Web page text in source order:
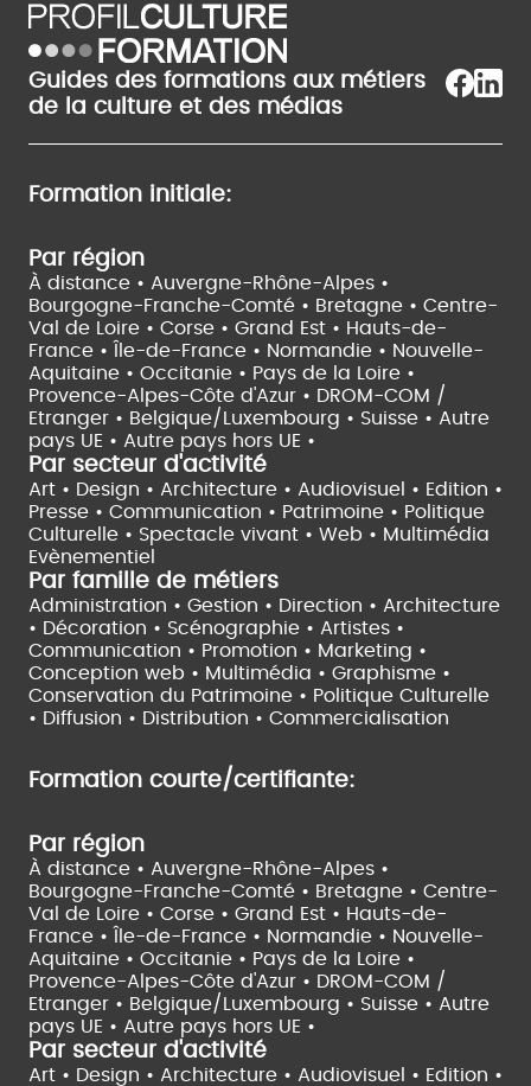
Guides des formations aux métiers
de la culture et des médias
Formation initiale:
Par région
À distance • Auvergne-Rhône-Alpes •
Bourgogne-Franche-Comté • Bretagne • Centre-
Val de Loire • Corse • Grand Est • Hauts-de-
France •
Île-de-France • Normandie • Nouvelle-
Aquitaine • Occitanie • Pays de la Loire •
Provence-Alpes-Côte d'Azur • DROM-COM /
Etranger • Belgique/Luxembourg • Suisse • Autre
pays UE • Autre pays hors UE •
Par secteur d'activité
Art • Design • Architecture • Audiovisuel • Edition •
Presse • Communication • Patrimoine • Politique
Culturelle • Spectacle vivant • Web • Multimédia
Evènementiel
Par famille de métiers
Administration • Gestion • Direction • Architecture
• Décoration • Scénographie • Artistes •
Communication • Promotion • Marketing •
Conception web • Multimédia • Graphisme •
Conservation du Patrimoine • Politique Culturelle
• Diffusion • Distribution • Commercialisation
Formation courte/certifiante:
Par région
À distance • Auvergne-Rhône-Alpes •
Bourgogne-Franche-Comté • Bretagne • Centre-
Val de Loire • Corse • Grand Est • Hauts-de-
France •
Île-de-France • Normandie • Nouvelle-
Aquitaine • Occitanie • Pays de la Loire •
Provence-Alpes-Côte d'Azur • DROM-COM /
Etranger • Belgique/Luxembourg • Suisse • Autre
pays UE • Autre pays hors UE •
Par secteur d'activité
Art • Design • Architecture • Audiovisuel • Edition •